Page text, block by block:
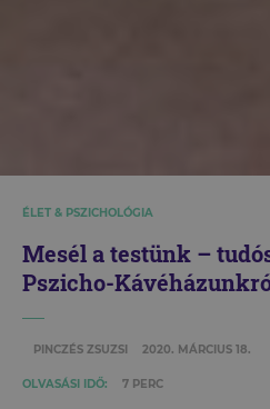
ÉLET & PSZICHOLÓGIA
Mesél a testünk –
Pszicho-
PINCZÉS ZSUZSI 2020. MÁRCIUS 18.
OLVASÁSI IDŐ: 7 PERC